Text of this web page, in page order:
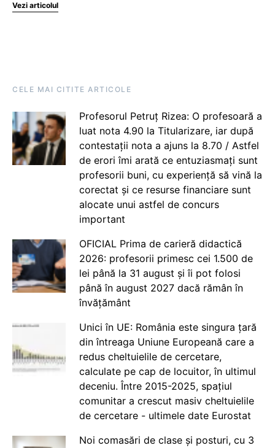
Vezi articolul
CELE MAI CITITE ARTICOLE
Profesorul Petruț Rizea: O profesoară a
luat nota 4.90 la Titularizare, iar după
contestații nota a ajuns la 8.70 / Astfel
de erori îmi arată ce entuziasmați sunt
profesorii buni, cu experiență să vină la
corectat și ce resurse financiare sunt
alocate unui astfel de concurs
important
OFICIAL Prima de carieră didactică
2026: profesorii primesc cei 1.500 de
lei până la 31 august și îi pot folosi
până în august 2027 dacă rămân în
învățământ
Unici în UE: România este singura țară
din întreaga Uniune Europeană care a
redus cheltuielile de cercetare,
calculate pe cap de locuitor, în ultimul
deceniu. Între 2015-2025, spațiul
comunitar a crescut masiv cheltuielile
de cercetare - ultimele date Eurostat
Noi comasări de clase și posturi, cu 3